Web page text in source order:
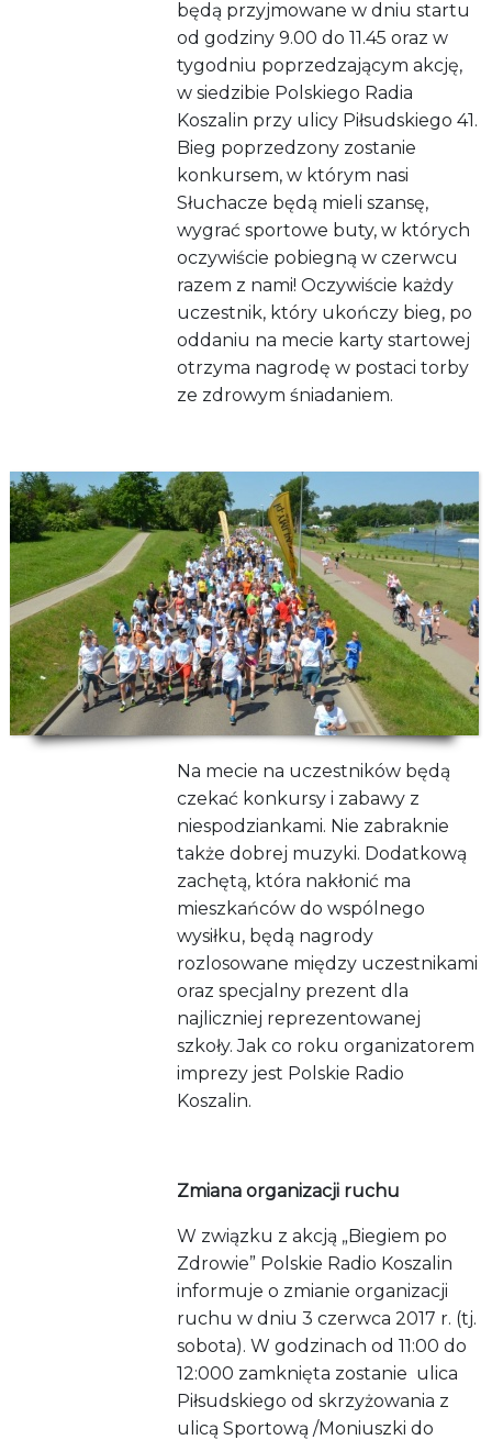
będą przyjmowane w dniu startu
od godziny 9.00 do 11.45 oraz w
tygodniu poprzedzającym akcję,
w siedzibie Polskiego Radia
Koszalin przy ulicy Piłsudskiego 41.
Bieg poprzedzony zostanie
konkursem, w którym nasi
Słuchacze będą mieli szansę,
wygrać sportowe buty, w których
oczywiście pobiegną w czerwcu
razem z nami! Oczywiście każdy
uczestnik, który ukończy bieg, po
oddaniu na mecie karty startowej
otrzyma nagrodę w postaci torby
ze zdrowym śniadaniem.
Na mecie na uczestników będą
czekać konkursy i zabawy z
niespodziankami. Nie zabraknie
także dobrej muzyki. Dodatkową
zachętą, która nakłonić ma
mieszkańców do wspólnego
wysiłku, będą nagrody
rozlosowane między uczestnikami
oraz specjalny prezent dla
najliczniej reprezentowanej
szkoły. Jak co roku organizatorem
imprezy jest Polskie Radio
Koszalin.
Zmiana organizacji ruchu
W związku z akcją „Biegiem po
Zdrowie” Polskie Radio Koszalin
informuje o zmianie organizacji
ruchu w dniu 3 czerwca 2017 r. (tj.
sobota). W godzinach od 11:00 do
12:000 zamknięta zostanie ulica
Piłsudskiego od skrzyżowania z
ulicą Sportową /Moniuszki do